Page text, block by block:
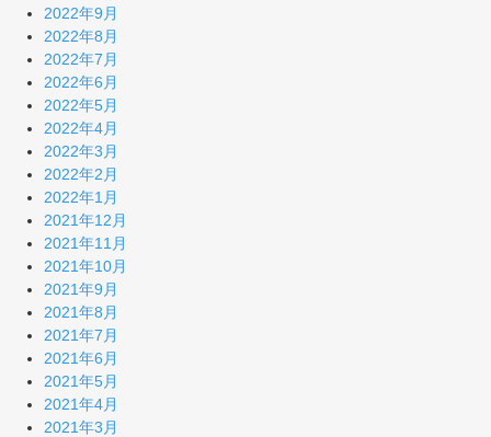
2022年9月
2022年8月
2022年7月
2022年6月
2022年5月
2022年4月
2022年3月
2022年2月
2022年1月
2021年12月
2021年11月
2021年10月
2021年9月
2021年8月
2021年7月
2021年6月
2021年5月
2021年4月
2021年3月